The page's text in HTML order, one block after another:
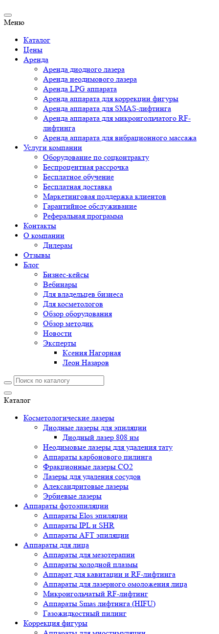
Меню
Каталог
Цены
Аренда
Аренда диодного лазера
Аренда неодимового лазера
Аренда LPG аппарата
Аренда аппарата для коррекции фигуры
Аренда аппарата для SMAS-лифтинга
Аренда аппарата для микроигольчатого RF-
лифтинга
Аренда аппарата для вибрационного массажа
Услуги компании
Оборудование по соцконтракту
Беспроцентная рассрочка
Бесплатное обучение
Бесплатная доставка
Маркетинговая поддержка клиентов
Гарантийное обслуживание
Реферальная программа
Контакты
О компании
Дилерам
Отзывы
Блог
Бизнес-кейсы
Вебинары
Для владельцев бизнеса
Для косметологов
Обзор оборудования
Обзор методик
Новости
Эксперты
Ксения Нагорная
Леон Назаров
Каталог
Косметологические лазеры
Диодные лазеры для эпиляции
Диодный лазер 808 нм
Неодимовые лазеры для удаления тату
Аппараты карбонового пилинга
Фракционные лазеры CO2
Лазеры для удаления сосудов
Александритовые лазеры
Эрбиевые лазеры
Аппараты фотоэпиляции
Аппараты Elos эпиляции
Аппараты IPL и SHR
Аппараты AFT эпиляции
Аппараты для лица
Аппараты для мезотерапии
Аппараты холодной плазмы
Аппарат для кавитации и RF-лифтинга
Аппараты для лазерного омоложения лица
Микроигольчатый RF-лифтинг
Аппараты Smas лифтинга (HIFU)
Газожидкостный пилинг
Коррекция фигуры